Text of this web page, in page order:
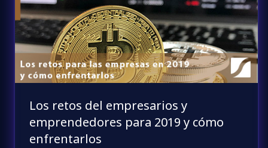
Los retos del empresarios y
emprendedores para 2019 y cómo
enfrentarlos